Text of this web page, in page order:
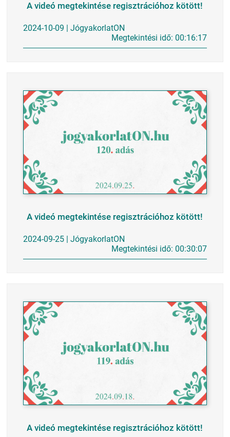
A videó megtekintése regisztrációhoz kötött!
2024-10-09 | JógyakorlatON
Megtekintési idő: 00:16:17
A videó megtekintése regisztrációhoz kötött!
2024-09-25 | JógyakorlatON
Megtekintési idő: 00:30:07
A videó megtekintése regisztrációhoz kötött!